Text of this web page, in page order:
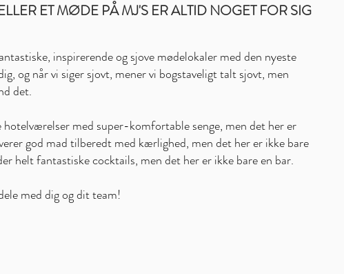
ET MØDE PÅ MJ'S ER ALTID NOGET FOR SIG
inspirerende og sjove mødelokaler med den nyeste
og når vi siger sjovt, mener vi bogstaveligt talt sjovt, men
det.
hotelværelser med super-komfortable senge, men det her er
god mad tilberedt med kærlighed, men det her er ikke bare
helt fantastiske cocktails, men det her er ikke bare en bar.
med dig og dit team!